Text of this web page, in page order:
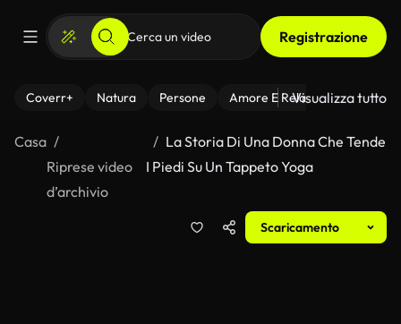
Registrazione
Coverr+ Natura Persone Amore E Relazioni Il
Visualizza tutto
Casa
Riprese video
d’archivio
La Storia Di Una Donna Che Tende
I Piedi Su Un Tappeto Yoga
Scaricamento